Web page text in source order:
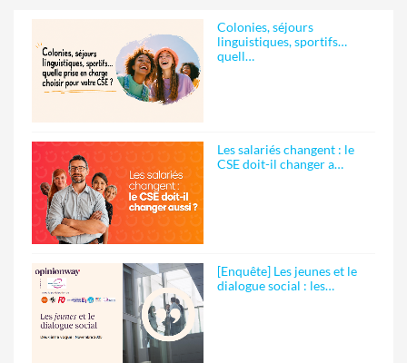
Colonies, séjours
linguistiques, sportifs…
quell…
Les salariés changent : le
CSE doit-il changer a…
[Enquête] Les jeunes et le
dialogue social : les…